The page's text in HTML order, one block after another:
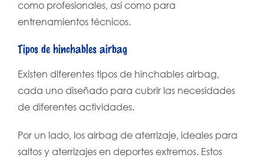
como profesionales, así como para
entrenamientos técnicos.
Tipos de hinchables airbag
Existen diferentes tipos de hinchables airbag,
cada uno diseñado para cubrir las necesidades
de diferentes actividades.
Por un lado, los airbag de aterrizaje, ideales para
saltos y aterrizajes en deportes extremos. Estos